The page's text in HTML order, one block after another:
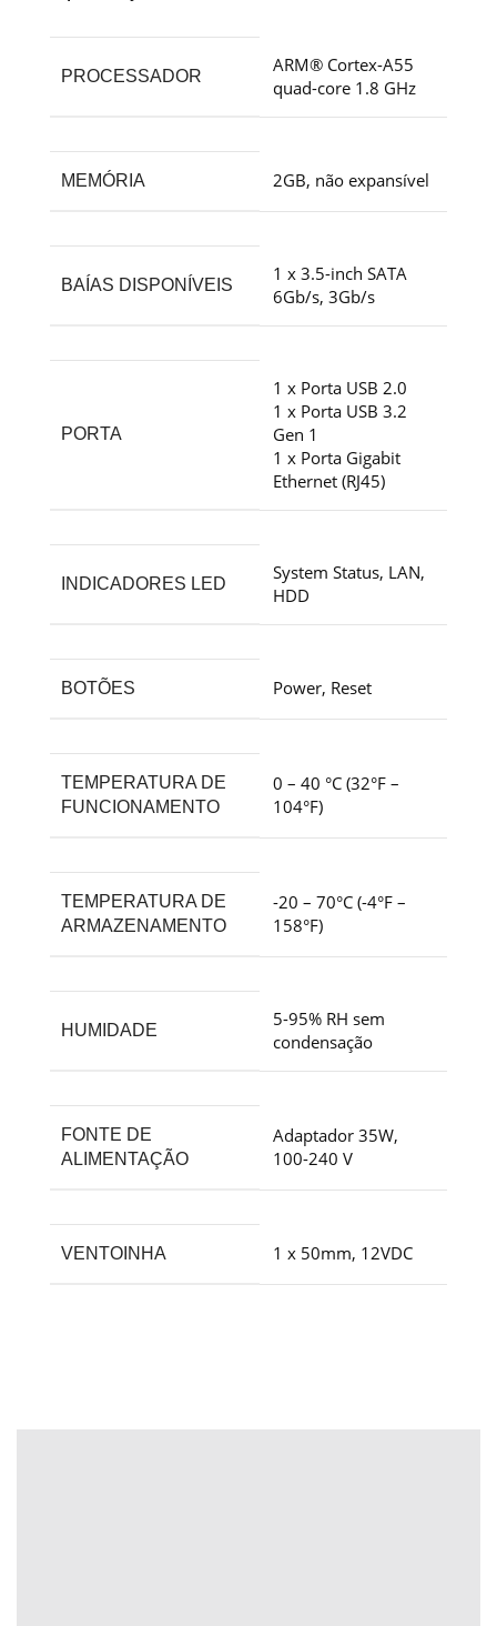
PROCESSADOR
ARM® Cortex-A55
quad-core 1.8 GHz
MEMÓRIA 2GB, não expansível
BAÍAS DISPONÍVEIS
1 x 3.5-inch SATA
6Gb/s, 3Gb/s
PORTA
1 x Porta USB 2.0
1 x Porta USB 3.2
Gen 1
1 x Porta Gigabit
Ethernet (RJ45)
INDICADORES LED
System Status, LAN,
HDD
BOTÕES Power, Reset
TEMPERATURA DE
FUNCIONAMENTO
0 – 40 °C (32°F –
104°F)
TEMPERATURA DE
ARMAZENAMENTO
-20 – 70°C (-4°F –
158°F)
HUMIDADE
5-95% RH sem
condensação
FONTE DE
ALIMENTAÇÃO
Adaptador 35W,
100-240 V
VENTOINHA 1 x 50mm, 12VDC